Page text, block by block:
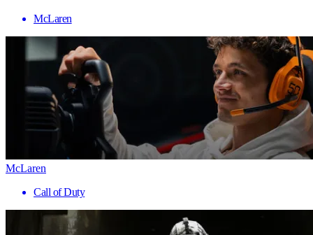
McLaren
McLaren
Call of Duty